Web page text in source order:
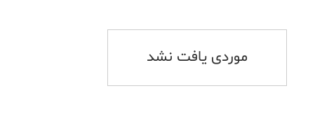
موردی یافت نشد